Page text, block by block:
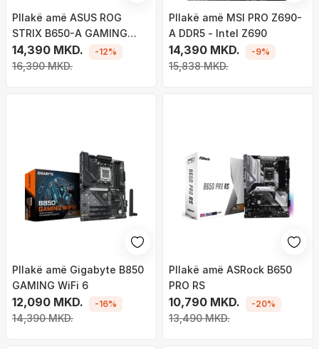
Pllakë amë ASUS ROG
STRIX B650-A GAMING
WIFI - AMD B650
14,390 MKD.
16,390 MKD.
-12%
Pllakë amë MSI PRO Z690-
A DDR5 - Intel Z690
14,390 MKD.
15,838 MKD.
-9%
Pllakë amë Gigabyte B850
GAMING WiFi 6
12,090 MKD.
14,390 MKD.
-16%
Pllakë amë ASRock B650
PRO RS
10,790 MKD.
13,490 MKD.
-20%